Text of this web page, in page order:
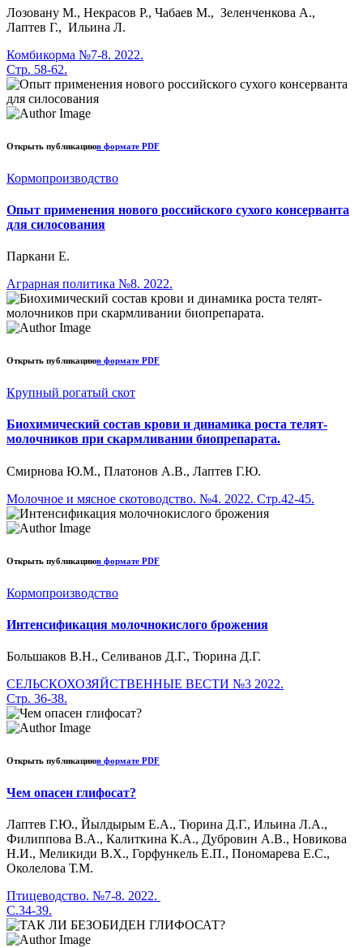
Лозовану М., Некрасов Р., Чабаев М., Зеленченкова А.,
Лаптев Г., Ильина Л.
Комбикорма №7-8. 2022.
Стр. 58-62.
Открыть публикациюв формате PDF
Кормопроизводство
Опыт применения нового российского сухого консерванта
для силосования
Паркани Е.
Аграрная политика №8. 2022.
Открыть публикациюв формате PDF
Крупный рогатый скот
Биохимический состав крови и динамика роста телят-
молочников при скармливании биопрепарата.
Смирнова Ю.М., Платонов А.В., Лаптев Г.Ю.
Молочное и мясное скотоводство. №4. 2022. Стр.42-45.
Открыть публикациюв формате PDF
Кормопроизводство
Интенсификация молочнокислого брожения
Большаков В.Н., Селиванов Д.Г., Тюрина Д.Г.
СЕЛЬСКОХОЗЯЙСТВЕННЫЕ ВЕСТИ №3 2022.
Стр. 36-38.
Открыть публикациюв формате PDF
Чем опасен глифосат?
Лаптев Г.Ю., Йылдырым Е.А., Тюрина Д.Г., Ильина Л.А.,
Филиппова В.А., Калиткина К.А., Дубровин А.В., Новикова
Н.И., Меликиди В.Х., Горфункель Е.П., Пономарева Е.С.,
Околелова Т.М.
Птицеводство. №7-8. 2022.
С.34-39.